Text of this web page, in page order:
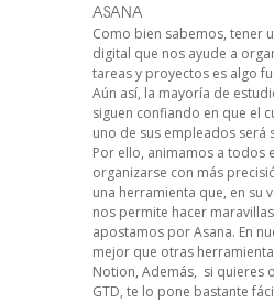
ASANA
Como bien sabemos, tener
digital que nos ayude a
tareas y proyectos es algo
Aún así, la mayoría de
siguen confiando en que el
uno de sus empleados será
Por ello, animamos a todos
organizarse con más
una herramienta que, en su
nos permite hacer
apostamos por Asana. En
mejor que otras
Notion, Además, si quieres
GTD, te lo pone bastante